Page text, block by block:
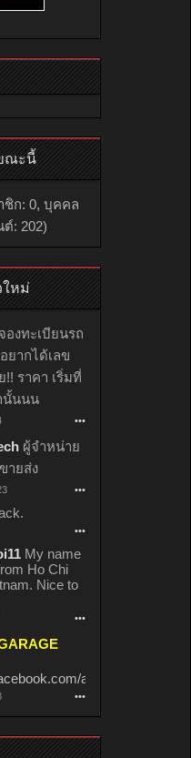
ณะนี้
ชิก: 0, บุคคล
: 202)
หม่
องทะเบียนรถ
ยากได้เลข
!! ราคา เริ่มที่
นั้นนน
•••
ผู้จำหน่าย
ายส่ง
•••
•••
My name
Ho Chi
Nice to
•••
anna.kobonan
•••